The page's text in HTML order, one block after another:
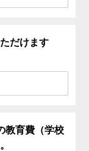
だけます
教育費（学校